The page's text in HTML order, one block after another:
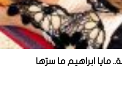
مايا ابراهيم ما سرّها